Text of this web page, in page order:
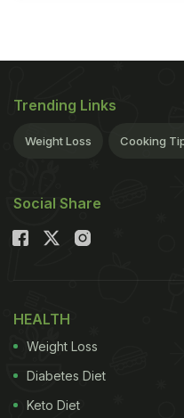
Trending Links
Weight Loss Cooking
Social Share
HEALTH
Weight Loss
Diabetes Diet
Keto Diet